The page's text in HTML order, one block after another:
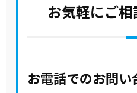
お気軽にご相
お電話でのお問い